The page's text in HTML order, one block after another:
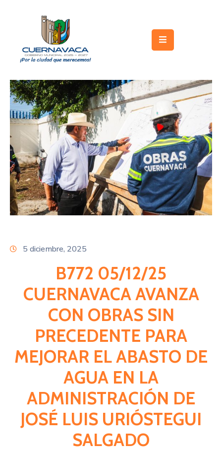
Gobierno
Turismo
Trámites
y
Servicios
Licitaciones
Transparencia
Directorio
5 diciembre, 2025
B772 05/12/25
CUERNAVACA AVANZA
CON OBRAS SIN
PRECEDENTE PARA
MEJORAR EL ABASTO DE
AGUA EN LA
ADMINISTRACIÓN DE
JOSÉ LUIS URIÓSTEGUI
SALGADO